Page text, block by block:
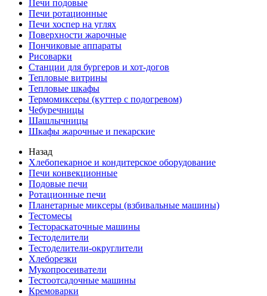
Печи подовые
Печи ротационные
Печи хоспер на углях
Поверхности жарочные
Пончиковые аппараты
Рисоварки
Станции для бургеров и хот-догов
Тепловые витрины
Тепловые шкафы
Термомиксеры (куттер с подогревом)
Чебуречницы
Шашлычницы
Шкафы жарочные и пекарские
Назад
Хлебопекарное и кондитерское оборудование
Печи конвекционные
Подовые печи
Ротационные печи
Планетарные миксеры (взбивальные машины)
Тестомесы
Тестораскаточные машины
Тестоделители
Тестоделители-округлители
Хлеборезки
Мукопросеиватели
Тестоотсадочные машины
Кремоварки